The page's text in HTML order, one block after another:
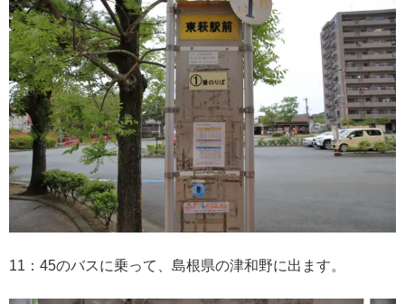
11：45のバスに乗って、島根県の津和野に出ます。